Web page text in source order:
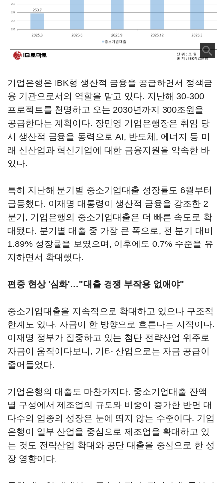
기업은행은 IBK형 생산적 금융을 공급하면서 정책금
융 기관으로서의 역할을 맡고 있다. 지난해 30-300
프로젝트를 천명하고 오는 2030년까지 300조원을
공급한다는 계획이다. 장민영 기업은행장은 취임 당
시 생산적 금융을 동력으로 AI, 반도체, 에너지 등 미
래 신산업과 혁신기업에 대한 금융지원을 약속한 바
있다.
특히 지난해 분기별 중소기업대출 성장률도 6월부터
급등했다. 이재명 대통령이 생산적 금융을 강조한 2
분기, 기업은행의 중소기업대출은 더 빠른 속도로 확
대됐다. 분기별 대출 중 가장 큰 폭으로, 전 분기 대비
1.89% 성장률을 보였으며, 이후에도 0.7% 수준을 유
지하면서 확대했다.
편중 현상 '심화'…"대출 경쟁 부작용 없애야"
중소기업대출을 지속적으로 확대하고 있으나 구조적
한계도 있다. 자금이 한 방향으로 흐른다는 지적이다.
이재명 정부가 집중하고 있는 첨단 전략산업 위주로
자금이 움직이다보니, 기타 산업으로는 자금 공급이
줄어들었다.
기업은행의 대출도 마찬가지다. 중소기업대출 잔액
별 구성에서 제조업의 규모와 비중이 증가한 반면 대
다수의 업종의 성장은 눈에 띄지 않는 수준이다. 기업
은행이 일부 산업을 중심으로 제조업을 확대하고 있
는 것도 전략산업 확대와 공단 대출을 중심으로 한 성
장 영향이다.